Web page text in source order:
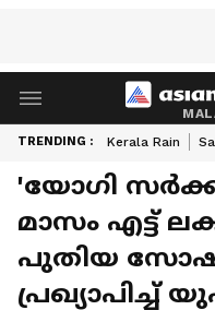
TRENDING : Kerala Rain
'യോ​ഗി
മാസം എട്ട്
പുതിയ
പ്രഖ്യാപിച്ച്